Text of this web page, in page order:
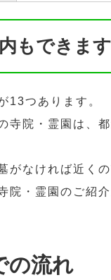
もできます
13つあります。
寺院・霊園は、
がなければ近く
院・霊園のご紹
の流れ